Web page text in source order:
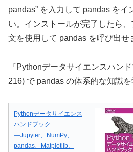
pandas” を入力して pandas をイ
い。インストールが完了したら
文を使用して pandas を呼び出せ
『Pythonデータサイエンスハン
216) で pandas の体系的な知識を
Pythonデータサイエンス
ハンドブック
―Jupyter、NumPy、
pandas、Matplotlib、